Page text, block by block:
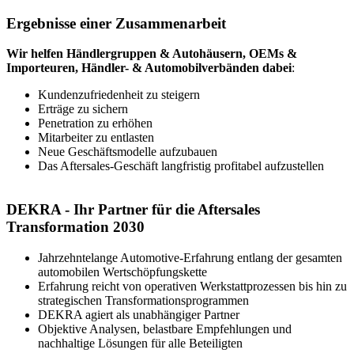
Ergebnisse einer Zusammenarbeit
Wir helfen Händlergruppen & Autohäusern, OEMs &
Importeuren, Händler- & Automobilverbänden dabei:
Kundenzufriedenheit zu steigern
Erträge zu sichern
Penetration zu erhöhen
Mitarbeiter zu entlasten
Neue Geschäftsmodelle aufzubauen
Das Aftersales-Geschäft langfristig profitabel aufzustellen
DEKRA - Ihr Partner für die Aftersales
Transformation 2030
Jahrzehntelange Automotive-Erfahrung entlang der gesamten
automobilen Wertschöpfungskette
Erfahrung reicht von operativen Werkstattprozessen bis hin zu
strategischen Transformationsprogrammen
DEKRA agiert als unabhängiger Partner
Objektive Analysen, belastbare Empfehlungen und
nachhaltige Lösungen für alle Beteiligten